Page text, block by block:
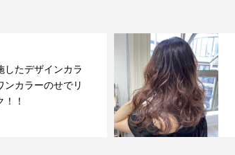
したデザインカラ
ンカラーのせでリ
！！